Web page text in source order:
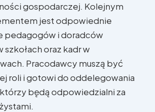
gospodarczej. Kolejnym
jest odpowiednie
pedagogów i doradców
oraz kadr w
Pracodawcy muszą być
roli i gotowi do oddelegowania
będą odpowiedzialni za